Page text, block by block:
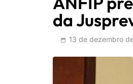
da
13 de dezembro